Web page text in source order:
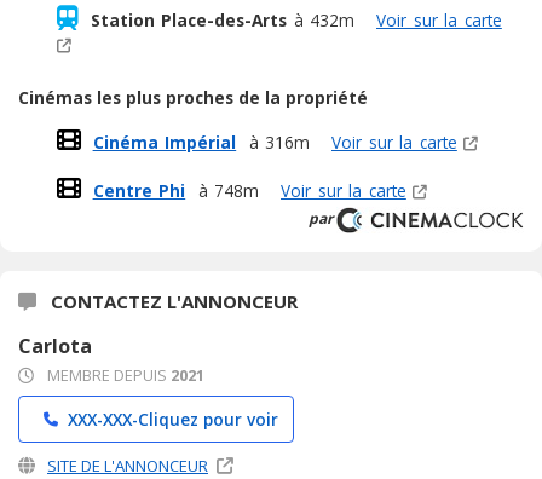
Station Place-des-Arts à 432m Voir sur la carte
Cinémas les plus proches de la propriété
Cinéma Impérial
à 316m Voir sur la carte
Centre Phi à 748m Voir sur la carte
par
CONTACTEZ L'ANNONCEUR
Carlota
MEMBRE DEPUIS 2021
XXX-XXX-Cliquez pour voir
SITE DE L'ANNONCEUR